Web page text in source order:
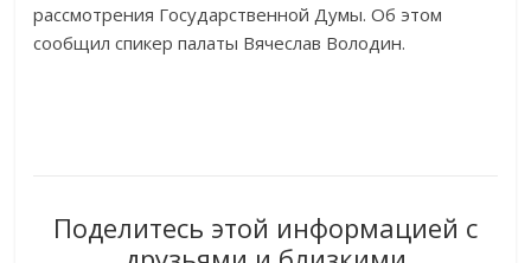
рассмотрения Государственной Думы. Об этом
сообщил спикер палаты Вячеслав Володин.
Поделитесь этой информацией с